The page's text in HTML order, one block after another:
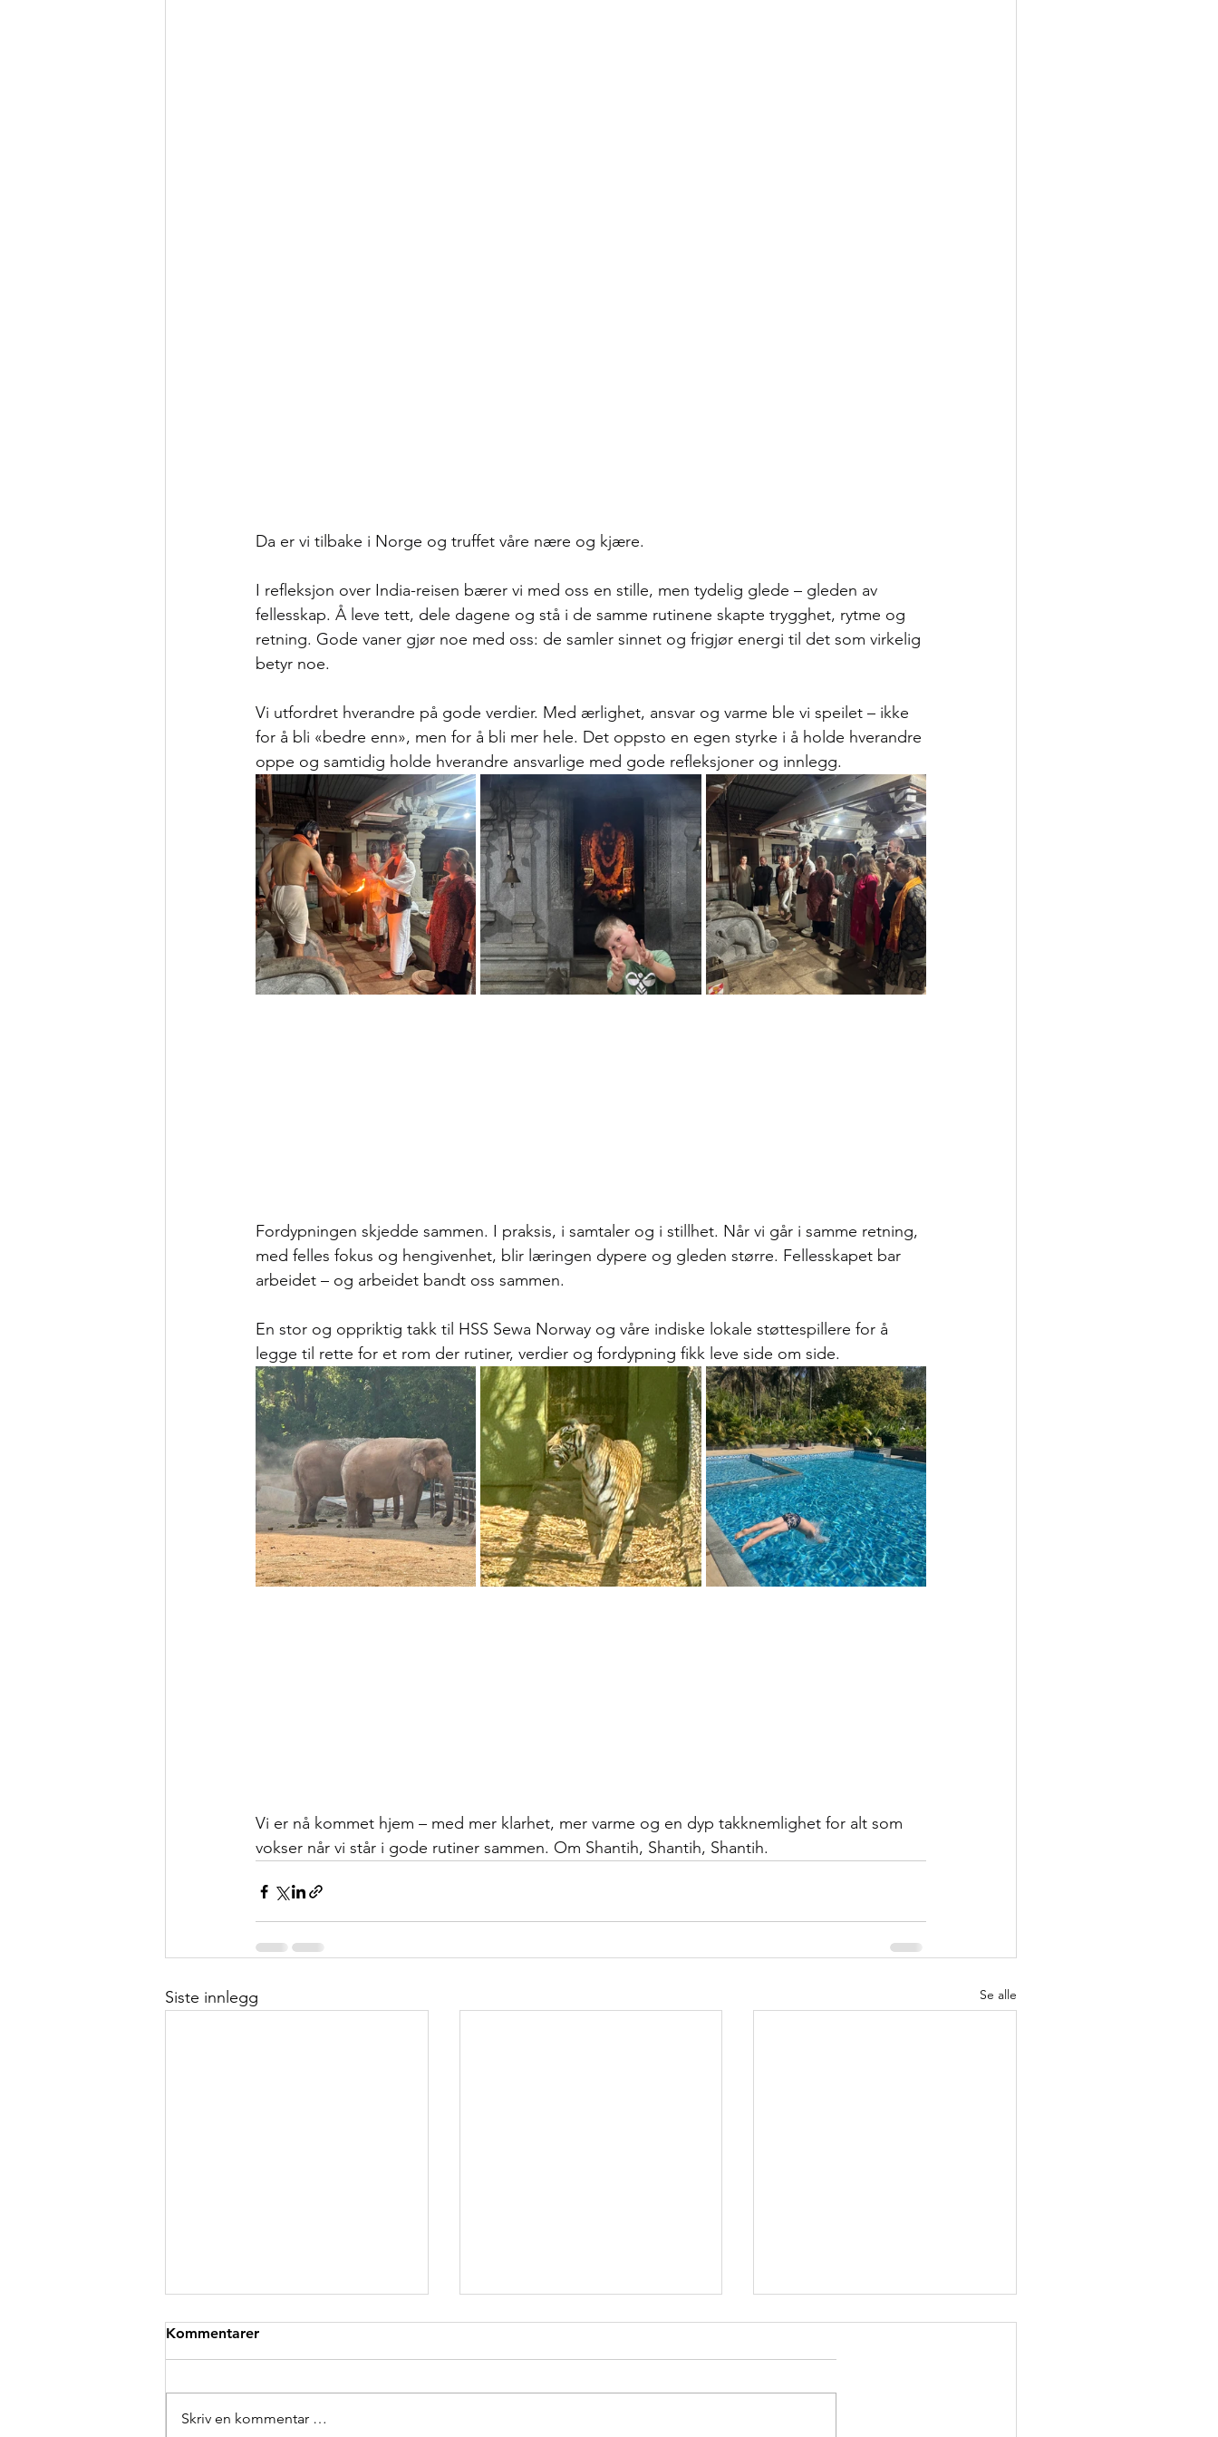
Da er vi tilbake i Norge og truffet våre nære og kjære.
I refleksjon over India-reisen bærer vi med oss en stille, men tydelig glede – gleden av
fellesskap. Å leve tett, dele dagene og stå i de samme rutinene skapte trygghet, rytme og
retning. Gode vaner gjør noe med oss: de samler sinnet og frigjør energi til det som virkelig
betyr noe.
Vi utfordret hverandre på gode verdier. Med ærlighet, ansvar og varme ble vi speilet – ikke
for å bli «bedre enn», men for å bli mer hele. Det oppsto en egen styrke i å holde hverandre
oppe og samtidig holde hverandre ansvarlige med gode refleksjoner og innlegg.
Fordypningen skjedde sammen. I praksis, i samtaler og i stillhet. Når vi går i samme retning,
med felles fokus og hengivenhet, blir læringen dypere og gleden større. Fellesskapet bar
arbeidet – og arbeidet bandt oss sammen.
En stor og oppriktig takk til HSS Sewa Norway og våre indiske lokale støttespillere for å
legge til rette for et rom der rutiner, verdier og fordypning fikk leve side om side.
Vi er nå kommet hjem – med mer klarhet, mer varme og en dyp takknemlighet for alt som
vokser når vi står i gode rutiner sammen. Om Shantih, Shantih, Shantih.
Siste innlegg Se alle
Kommentarer
Skriv en kommentar …